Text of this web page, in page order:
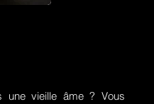
une vieille âme ? Vous